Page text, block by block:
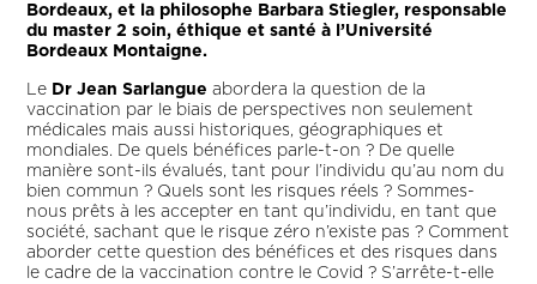
Bordeaux, et la philosophe Barbara Stiegler, responsable
du master 2 soin, éthique et santé à l’Université
Bordeaux Montaigne.
Le Dr Jean Sarlangue abordera la question de la
vaccination par le biais de perspectives non seulement
médicales mais aussi historiques, géographiques et
mondiales. De quels bénéfices parle-t-on ? De quelle
manière sont-ils évalués, tant pour l’individu qu’au nom du
bien commun ? Quels sont les risques réels ? Sommes-
nous prêts à les accepter en tant qu’individu, en tant que
société, sachant que le risque zéro n’existe pas ? Comment
aborder cette question des bénéfices et des risques dans
le cadre de la vaccination contre le Covid ? S’arrête-t-elle